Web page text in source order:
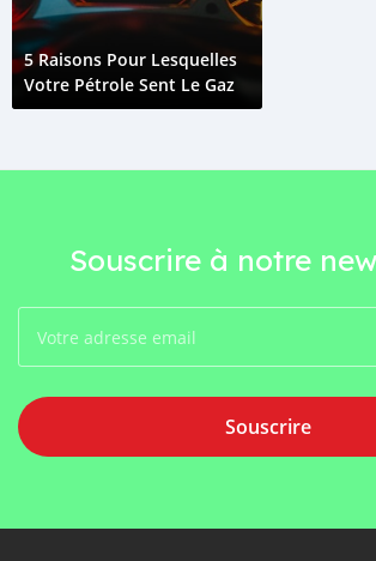
5 Raisons Pour Lesquelles
Votre Pétrole Sent Le Gaz
Souscrire à notre
Souscrire